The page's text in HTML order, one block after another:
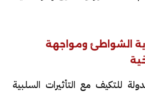
الشواطئ ومواجهة
للتكيف مع التأثيرات السلبية